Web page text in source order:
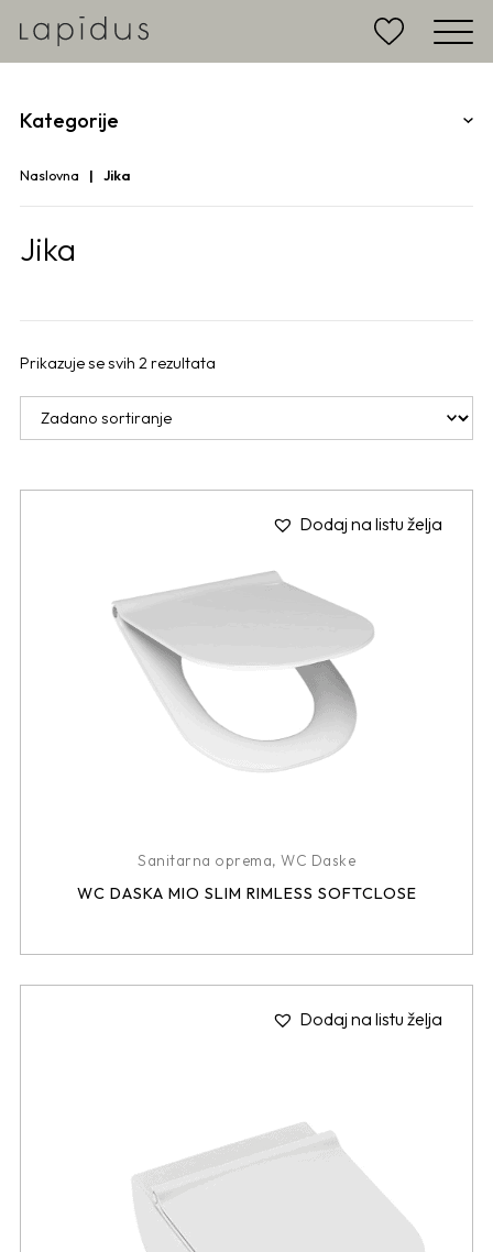
Kategorije
Naslovna Jika
Jika
Prikazuje se svih 2 rezultata
Dodaj na listu želja
Sanitarna oprema, WC Daske
WC DASKA MIO SLIM RIMLESS SOFTCLOSE
Dodaj na listu želja